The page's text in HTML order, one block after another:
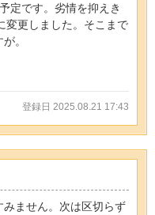
定です。劣情を抑えき
変更しました。そこまで
。
登録日 2025.08.21 17:43
ません。次は区切らず